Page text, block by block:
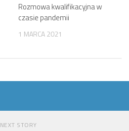
Rozmowa kwalifikacyjna w
czasie pandemii
1 MARCA 2021
NEXT STORY